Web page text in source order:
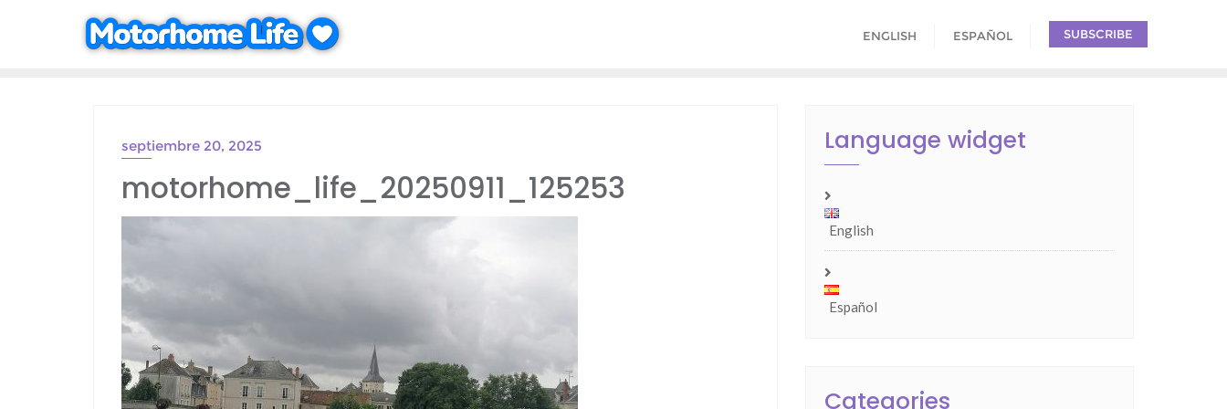
ENGLISH ESPAÑOL SUBSCRIBE
septiembre 20, 2025
motorhome_life_20250911_125253
Language widget
English
Español
Categories